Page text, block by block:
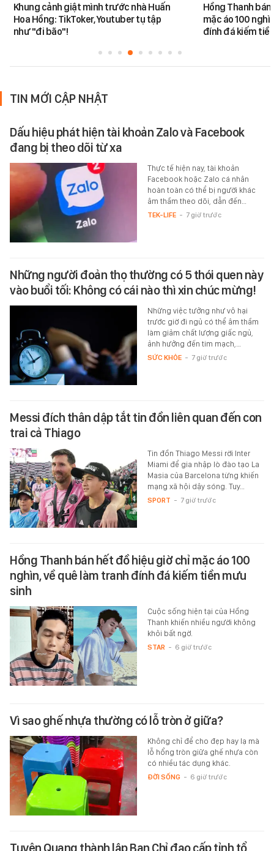
Khung cảnh giật mình trước nhà Huấn
Hoa Hồng: TikToker, Youtuber tụ tập
như "đi bão"!
Hồng Thanh
mặc áo 100
đính đá kiếm
TIN MỚI CẬP NHẬT
Dấu hiệu phát hiện tài khoản Zalo và Facebook
đang bị theo dõi từ xa
Thực tế hiện nay, tài khoản
Facebook hoặc Zalo cá nhân
hoàn toàn có thể bị người khác
âm thầm theo dõi, dẫn đến…
TEK-LIFE - 7 giờ trước
Những người đoản thọ thường có 5 thói quen này
vào buổi tối: Không có cái nào thì xin chúc mừng!
Những việc tưởng như vô hại
trước giờ đi ngủ có thể âm thầm
làm giảm chất lượng giấc ngủ,
ảnh hưởng đến tim mạch,…
SỨC KHỎE - 7 giờ trước
Messi đích thân dập tắt tin đồn liên quan đến con
trai cả Thiago
Tin đồn Thiago Messi rời Inter
Miami để gia nhập lò đào tạo La
Masia của Barcelona từng khiến
mạng xã hội dậy sóng. Tuy…
SPORT - 7 giờ trước
Hồng Thanh bán hết đồ hiệu giờ chỉ mặc áo 100
nghìn, về quê làm tranh đính đá kiếm tiền mưu
sinh
Cuộc sống hiện tại của Hồng
Thanh khiến nhiều người không
khỏi bất ngờ.
STAR - 6 giờ trước
Vì sao ghế nhựa thường có lỗ tròn ở giữa?
Không chỉ để cho đẹp hay lạ mà
lỗ hổng tròn giữa ghế nhựa còn
có nhiều tác dụng khác.
ĐỜI SỐNG - 6 giờ trước
Tuyên Quang thành lập Ban Chỉ đạo cấp tỉnh tổ